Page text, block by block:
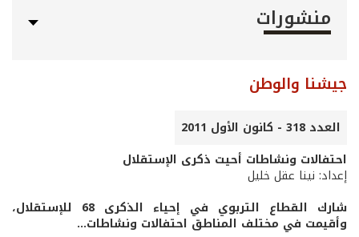
منشورات
جيشنا والوطن
العدد 318 - كانون الأول 2011
احتفالات ونشاطات أحيت ذكرى الإستقلال
إعداد: نينا عقل خليل
شارك القطاع التربوي في إحياء الذكرى 68 للإستقلال،
وأقيمت في مختلف المناطق احتفالات ونشاطات...